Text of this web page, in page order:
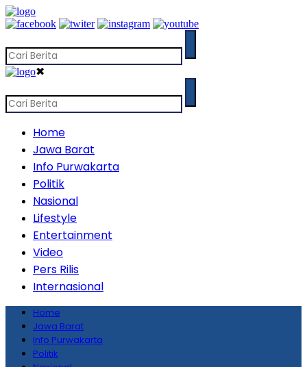
✖
Home
Jawa Barat
Info Purwakarta
Politik
Nasional
Lifestyle
Entertainment
Video
Pers Rilis
Internasional
Home
Jawa Barat
Info Purwakarta
Politik